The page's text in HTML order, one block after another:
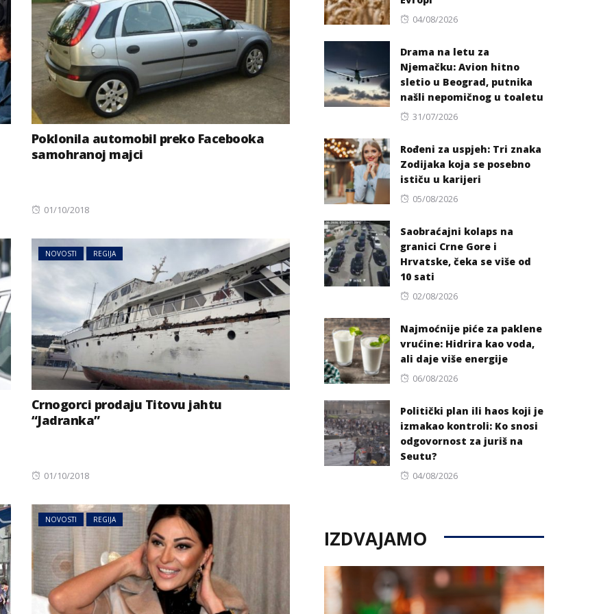
Poklonila automobil preko Facebooka
samohranoj majci
Posted
01/10/2018
NOVOSTI REGIJA
Crnogorci prodaju Titovu jahtu
“Jadranka”
Posted
01/10/2018
NOVOSTI REGIJA
Posted
04/08/2026
Drama na letu za
Njemačku: Avion hitno
sletio u Beograd, putnika
našli nepomičnog u toaletu
Posted
31/07/2026
Rođeni za uspjeh: Tri znaka
Zodijaka koja se posebno
ističu u karijeri
Posted
05/08/2026
Saobraćajni kolaps na
granici Crne Gore i
Hrvatske, čeka se više od
10 sati
Posted
02/08/2026
Najmoćnije piće za paklene
vrućine: Hidrira kao voda,
ali daje više energije
Posted
06/08/2026
Politički plan ili haos koji je
izmakao kontroli: Ko snosi
odgovornost za juriš na
Seutu?
Posted
04/08/2026
IZDVAJAMO